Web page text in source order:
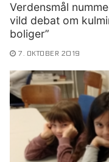
Verdensmål
vild debat om
boliger”
7. OKTOBER 2019